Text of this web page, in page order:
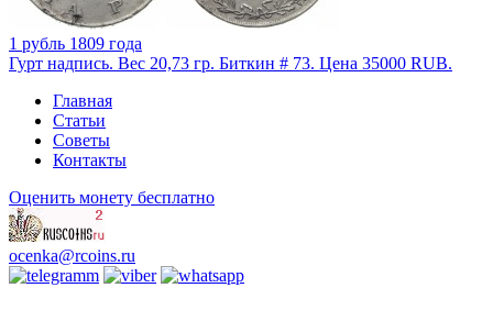
1 рубль 1809 года
Гурт надпись. Вес 20,73 гр. Биткин # 73. Цена 35000 RUB.
Главная
Статьи
Советы
Контакты
Оценить монету бесплатно
ocenka@rcoins.ru